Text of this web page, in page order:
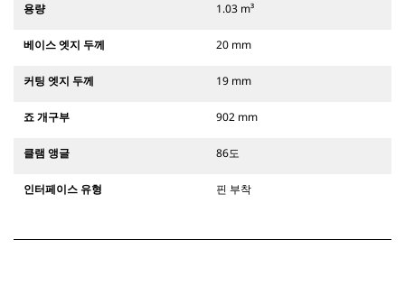
용량 1.03 m³
베이스 엣지 두께 20 mm
커팅 엣지 두께 19 mm
죠 개구부 902 mm
클램 앵글 86도
인터페이스 유형 핀 부착